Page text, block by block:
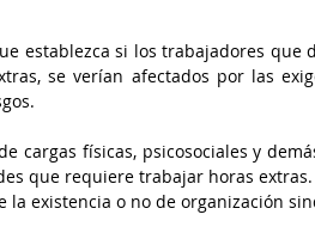
establezca si los trabajadores que
se verían afectados por las
cargas físicas, psicosociales y
que requiere trabajar horas extras.
la existencia o no de organización